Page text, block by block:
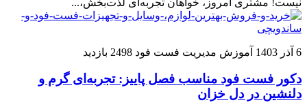
نیست! مشتری امروز، خواهان تجربه‌ای لذت‌بخش،...
6 آذر 1403 آموزش مدیریت فست فود 2498 بازدید
دکور فست فود مناسب فصل پاییز: تجربه‌ای گرم و
دلنشین در دل خزان